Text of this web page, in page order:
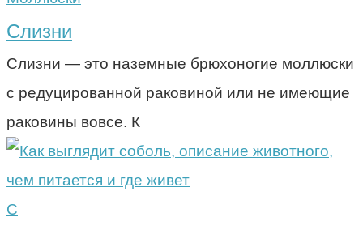
Слизни
Слизни — это наземные брюхоногие моллюски
с редуцированной раковиной или не имеющие
раковины вовсе. К
С